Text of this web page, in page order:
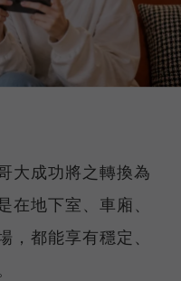
大成功將之轉換為
在地下室、車廂、
，都能享有穩定、